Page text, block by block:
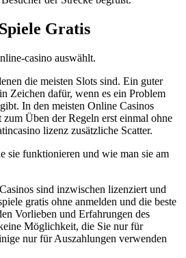
Gratis
casino auswählt.
die meisten Slots sind. Ein guter
Zeichen dafür, wenn es ein Problem
In den meisten Online Casinos
zum Üben der Regeln erst einmal ohne
lizenz zusätzliche Scatter.
sie funktionieren und wie man sie am
sind inzwischen lizenziert und
gratis ohne anmelden und die beste
Vorlieben und Erfahrungen des
Möglichkeit, die Sie nur für
nur für Auszahlungen verwenden